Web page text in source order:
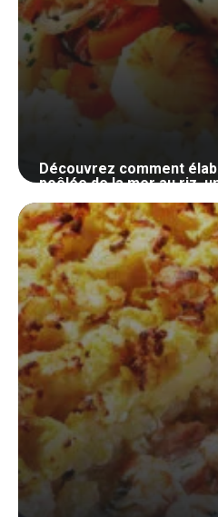
Découvrez comment
poêlée de la mer au riz,
18 juin 2024